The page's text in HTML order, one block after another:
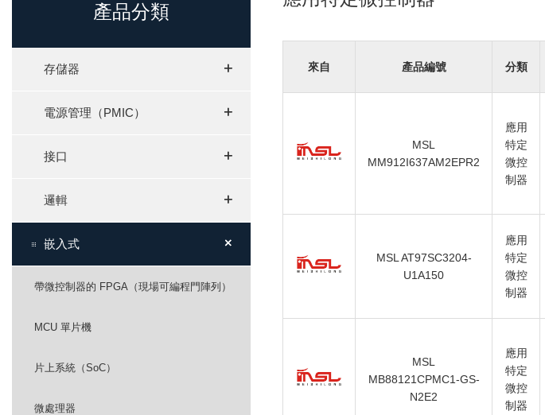
產品分類
存儲器 +
+
電源管理（PMIC） +
+
接口 +
+
邏輯 +
+
嵌入式 +
+
帶微控制器的 FPGA（現場可編程門陣列）
MCU 單片機
片上系統（SoC）
微處理器
來自 產品編號 分類
MSL
MM912I637AM2EPR2
應用
特定
微控
制器
MSL AT97SC3204-
U1A150
應用
特定
微控
制器
MSL
MB88121CPMC1-GS-
N2E2
應用
特定
微控
制器